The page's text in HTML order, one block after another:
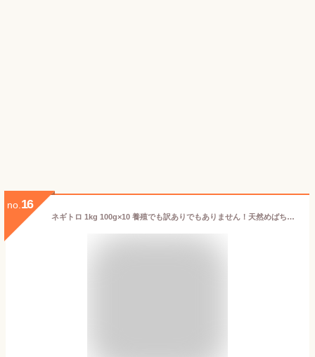
no. 16
ネギトロ 1kg 100g×10 養殖でも訳ありでもありません！天然めばちマグロ100％使用 【ねぎとろ/まぐろたたき/まぐろ/鮪/マグロ/お取り寄せ/グルメ/海鮮/ギフト/プレゼント/贈答】